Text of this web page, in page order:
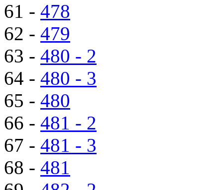
61 - 478
62 - 479
63 - 480 - 2
64 - 480 - 3
65 - 480
66 - 481 - 2
67 - 481 - 3
68 - 481